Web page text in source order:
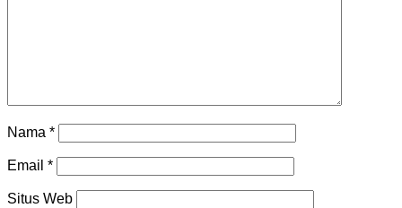
Nama *
Email *
Situs Web